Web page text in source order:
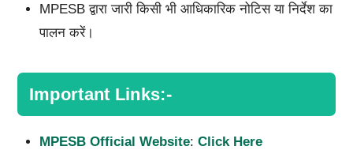
MPESB द्वारा जारी किसी भी आधिकारिक नोटिस या निर्देश का
पालन करें।
Important Links:-
MPESB Official Website: Click Here